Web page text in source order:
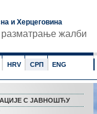
и Херцеговина
разматрање жалби
HRV СРП ENG
С ЈАВНОШЋУ